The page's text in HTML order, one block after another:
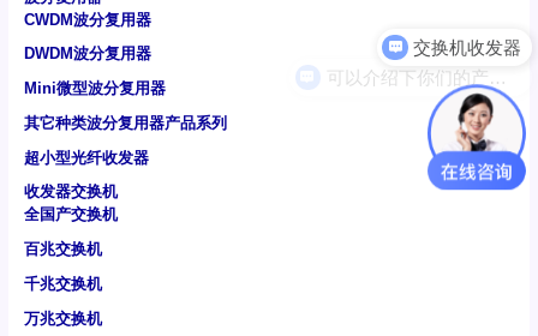
CWDM波分复用器
DWDM波分复用器
Mini微型波分复用器
其它种类波分复用器产品系列
超小型光纤收发器
收发器交换机
全国产交换机
百兆交换机
千兆交换机
万兆交换机
可以介绍下你们的产品么